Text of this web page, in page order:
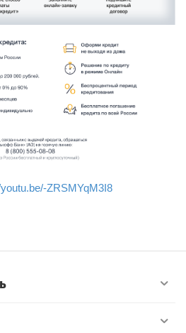
ZRSMYqM3I8